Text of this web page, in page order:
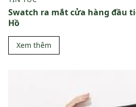
Swatch ra mắt cửa hàng đầu
Hồ
Xem thêm